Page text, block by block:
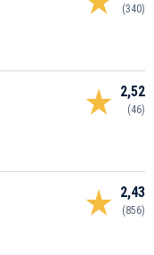
(340)
2,52
(46)
2,43
(856)